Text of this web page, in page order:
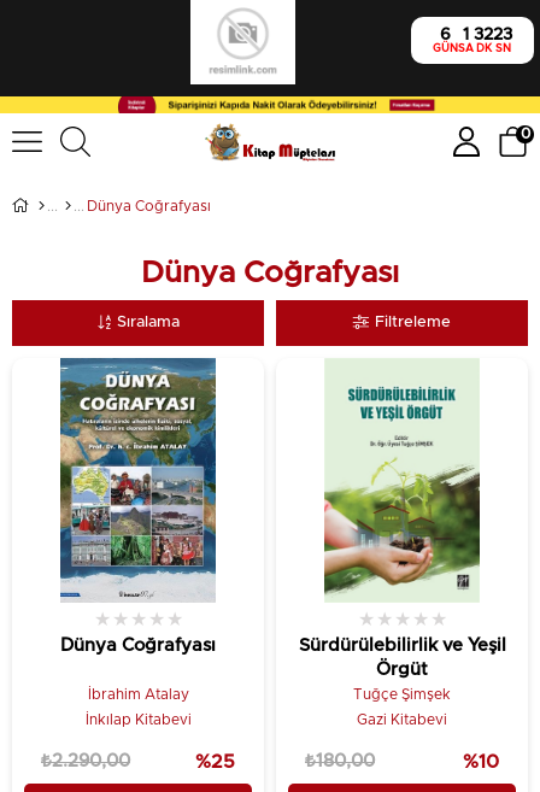
6
GÜN
1
SA
32
DK
22
SN
0
Dünya Coğrafyası
Dünya Coğrafyası
Filtreleme
Sıralama
Dünya Coğrafyası
★ ★ ★ ★ ★
İbrahim Atalay
İnkılap Kitabevi
₺2.290,00 %25
Sürdürülebilirlik ve Yeşil
Örgüt
★ ★ ★ ★ ★
Tuğçe Şimşek
Gazi Kitabevi
₺180,00 %10